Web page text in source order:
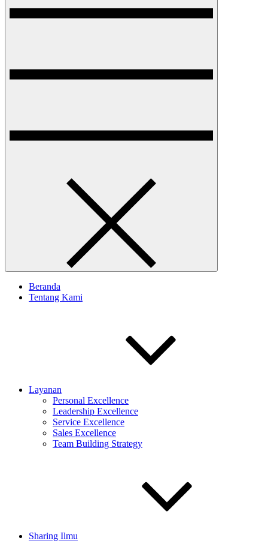
Beranda
Tentang Kami
Layanan
Personal Excellence
Leadership Excellence
Service Excellence
Sales Excellence
Team Building Strategy
Sharing Ilmu